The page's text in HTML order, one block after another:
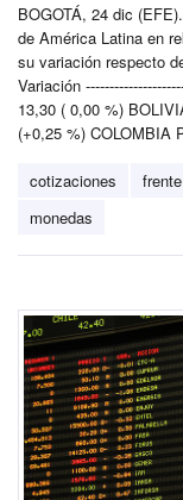
BOGOTÁ, 24 dic
de América Latina en
su variación respecto
Variación
13,30 ( 0,00 %)
(+0,25 %) COLOMBIA
cotizaciones frente
monedas